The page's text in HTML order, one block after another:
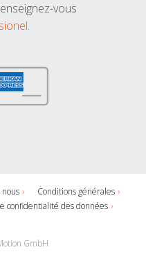
vous
.
Conditions générales
confidentialité des données
GmbH